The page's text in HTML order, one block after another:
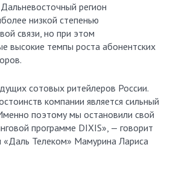
регион
низкой степенью
связи, но при этом
высокие темпы роста абонентских
сотовых ритейлеров России.
компании является сильный
поэтому мы остановили свой
программе DIXIS», — говорит
«Даль Телеком» Мамурина Лариса